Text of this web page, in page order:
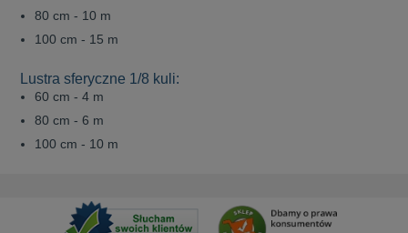
80 cm - 10 m
100 cm - 15 m
Lustra sferyczne 1/8 kuli:
60 cm - 4 m
80 cm - 6 m
100 cm - 10 m